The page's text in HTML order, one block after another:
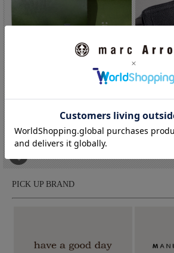
ド「所作/ショサ」。結婚式などでお祝いを
（ふくさ）」をモチーフに、贈答品を包む
折り重なりをデザインに落とし込み、中身
り、1枚革を折り紙の様に縫わずに折って
特徴です。
所作 shosa 長財布 ロングウォレッ...
価格:25,455円(税込 28,000円)
SOPO ソポ
価格:18,000
PICK UP BRAND